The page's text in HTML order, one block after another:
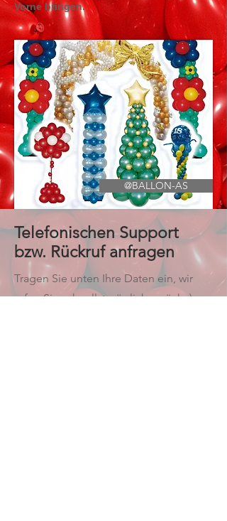
Vorne bringen.
@BALLON-AS
Telefonischen Support
bzw. Rückruf anfragen
Tragen Sie unten Ihre Daten ein, wir
rufen Sie schnellstmöglich zurück:-)